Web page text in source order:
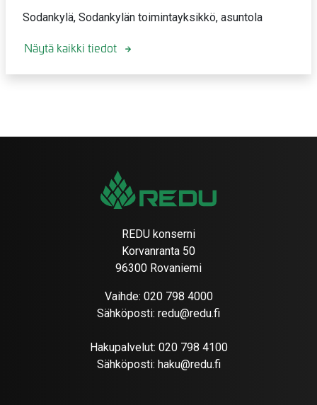
Sodankylä, Sodankylän toimintayksikkö, asuntola
Näytä kaikki tiedot
REDU konserni
Korvanranta 50
96300 Rovaniemi
Vaihde: 020 798 4000
Sähköposti: redu@redu.fi
Hakupalvelut: 020 798 4100
Sähköposti: haku@redu.fi